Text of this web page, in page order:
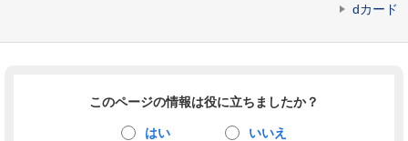
dカード
このページの情報は役に立ちましたか？
はい いいえ